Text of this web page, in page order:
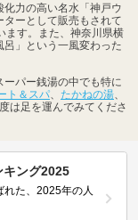
化力の高い名水「神戸ウ
ーとして販売もされて
ます。また、神奈川県横
」という一風変わった
パー銭湯の中でも特に
ト＆スパ たかねの湯
は足を運んでみてくださ
キング2025
れた、2025年の人